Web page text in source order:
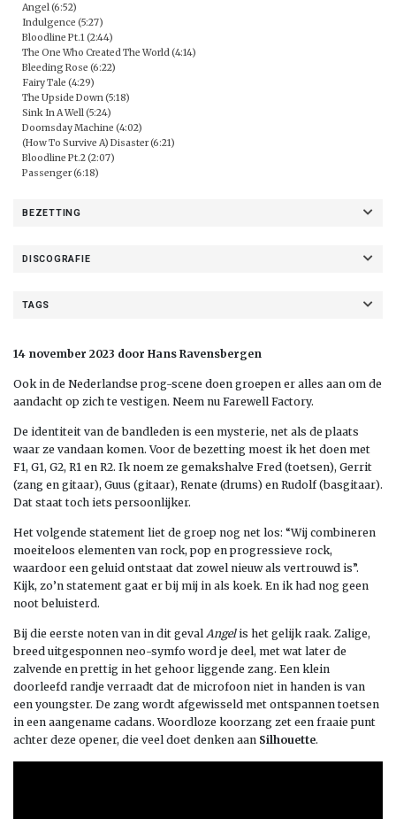
Angel (6:52)
Indulgence (5:27)
Bloodline Pt.1 (2:44)
The One Who Created The World (4:14)
Bleeding Rose (6:22)
Fairy Tale (4:29)
The Upside Down (5:18)
Sink In A Well (5:24)
Doomsday Machine (4:02)
(How To Survive A) Disaster (6:21)
Bloodline Pt.2 (2:07)
Passenger (6:18)
BEZETTING
DISCOGRAFIE
TAGS
14 november 2023 door Hans Ravensbergen
Ook in de Nederlandse prog-scene doen groepen er alles aan om de
aandacht op zich te vestigen. Neem nu Farewell Factory.
De identiteit van de bandleden is een mysterie, net als de plaats
waar ze vandaan komen. Voor de bezetting moest ik het doen met
F1, G1, G2, R1 en R2. Ik noem ze gemakshalve Fred (toetsen), Gerrit
(zang en gitaar), Guus (gitaar), Renate (drums) en Rudolf (basgitaar).
Dat staat toch iets persoonlijker.
Het volgende statement liet de groep nog net los: “Wij combineren
moeiteloos elementen van rock, pop en progressieve rock,
waardoor een geluid ontstaat dat zowel nieuw als vertrouwd is”.
Kijk, zo’n statement gaat er bij mij in als koek. En ik had nog geen
noot beluisterd.
Bij die eerste noten van in dit geval Angelis het gelijk raak. Zalige,
breed uitgesponnen neo-symfo word je deel, met wat later de
zalvende en prettig in het gehoor liggende zang. Een klein
doorleefd randje verraadt dat de microfoon niet in handen is van
een youngster. De zang wordt afgewisseld met ontspannen toetsen
in een aangename cadans. Woordloze koorzang zet een fraaie punt
achter deze opener, die veel doet denken aan Silhouette.